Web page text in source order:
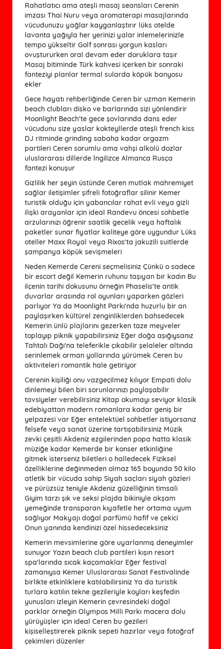
Rahatlatıcı ama ateşli masaj seansları Cerenin
imzası Thai Nuru veya aromaterapi masajlarında
vücudunuzu yağlar kayganlaştırır lüks otelde
lavanta yağıyla her yerinizi yalar inlemelerinizle
tempo yükseltir Golf sonrası yorgun kasları
ovuştururken oral devam eder doruklara taşır
Masaj bitiminde Türk kahvesi içerken bir sonraki
fanteziyi planlar termal sularda köpük banyosu
ekler
Gece hayatı rehberliğinde Ceren bir uzman Kemerin
beach clubları disko ve barlarında sizi yönlendirir
Moonlight Beach'te gece şovlarında dans eder
vücudunu size yaslar kokteyllerde ateşli french kiss
DJ ritminde grinding sabaha kadar orgazm
partileri Ceren sorumlu ama vahşi alkolü dozlar
uluslararası dillerde İngilizce Almanca Rusça
fantezi konuşur
Gizlilik her şeyin üstünde Ceren mutlak mahremiyet
sağlar iletişimler şifreli fotoğraflar silinir Kemer
turistik olduğu için yabancılar rahat evli veya gizli
ilişki arayanlar için ideal Randevu öncesi sohbetle
arzularınızı öğrenir saatlik gecelik veya haftalık
paketler sunar fiyatlar kaliteye göre uygundur Lüks
oteller Maxx Royal veya Rixos'ta jakuzili suitlerde
şampanya köpük sevişmeleri
Neden Kemerde Cereni seçmelisiniz Çünkü o sadece
bir escort değil Kemerin ruhunu taşıyan bir kadın Bu
ilçenin tarihi dokusunu örneğin Phaselis'te antik
duvarlar arasında rol oyunları yaparken gözleri
parlıyor Ya da Moonlight Parkı'nda huzurlu bir an
paylaşırken kültürel zenginliklerden bahsedecek
Kemerin ünlü plajlarını gezerken taze meyveler
toplayıp piknik yapabilirsiniz Eğer doğa aşığıysanız
Tahtalı Dağı'na teleferikle çıkabilir şelaleler altında
serinlemek orman yollarında yürümek Ceren bu
aktiviteleri romantik hale getiriyor
Cerenin kişiliği onu vazgeçilmez kılıyor Empati dolu
dinlemeyi bilen biri sorunlarınızı paylaşabilir
tavsiyeler verebilirsiniz Kitap okumayı seviyor klasik
edebiyattan modern romanlara kadar geniş bir
yelpazesi var Eğer entelektüel sohbetler istiyorsanız
felsefe veya sanat üzerine tartışabilirsiniz Müzik
zevki çeşitli Akdeniz ezgilerinden popa hatta klasik
müziğe kadar Kemerde bir konser etkinliğine
gitmek isterseniz biletleri o halledecek Fiziksel
özelliklerine değinmeden olmaz 165 boyunda 50 kilo
atletik bir vücuda sahip Siyah saçları siyah gözleri
ve pürüzsüz teniyle Akdeniz güzelliğinin timsali
Giyim tarzı şık ve seksi plajda bikiniyle akşam
yemeğinde transparan kıyafetle her ortama uyum
sağlıyor Makyajı doğal parfümü hafif ve çekici
Onun yanında kendinizi özel hissedeceksiniz
Kemerin mevsimlerine göre uyarlanmış deneyimler
sunuyor Yazın beach club partileri kışın resort
spa'larında sıcak kaçamaklar Eğer festival
zamanıysa Kemer Uluslararası Sanat Festivalinde
birlikte etkinliklere katılabilirsiniz Ya da turistik
turlara katılın tekne gezileriyle koyları keşfedin
yunusları izleyin Kemerin çevresindeki doğal
parklar örneğin Olympos Milli Parkı macera dolu
yürüyüşler için ideal Ceren bu gezileri
kişiselleştirerek piknik sepeti hazırlar veya fotoğraf
çekimleri düzenler